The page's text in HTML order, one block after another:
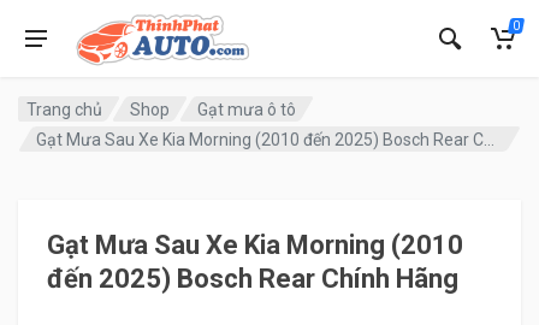
0
Trang chủ Shop
Gạt mưa ô tô
Gạt Mưa Sau Xe Kia Morning (2010
đến 2025) Bosch Rear Chính Hãng